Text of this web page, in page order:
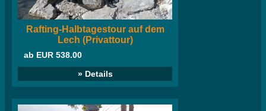
Rafting-Halbtagestour auf dem
Lech (Privattour)
ab EUR 538.00
» Details